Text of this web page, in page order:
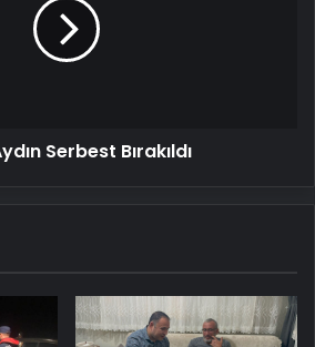
Serbest Bırakıldı